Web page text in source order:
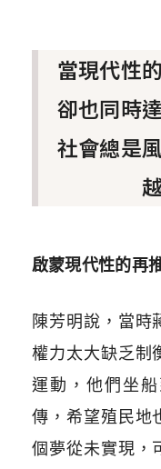
當現代性
卻也同時
社會總是
啟蒙現代性的再
陳芳明說，當時
權力太大缺乏制
運動，他們坐
傳，希望殖民地
個夢從未實現，